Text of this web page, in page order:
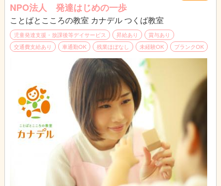
がいのあるお仕事です。
また、児童たちがいない時間は教育運営のための事務作業や、近
隣の学校、保育園・幼稚園等への営業活動を行っていただきま
す。
事務作業は簡単な操作なので、基礎的なPCの知識があれば大丈
夫です。営業活動では、SNSへの掲載やチラシ配り等、積極的に
活動していただきます。
NPO法人 発達はじめの一歩
ことばとこころの教室 カナデル つくば教室
児童発達支援・放課後等デイサービス 昇給あり
賞与あり
交通費支給あり
車通勤OK 残業ほぼなし 未経験OK ブランクOK